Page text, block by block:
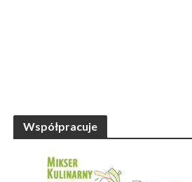
Współpracuje